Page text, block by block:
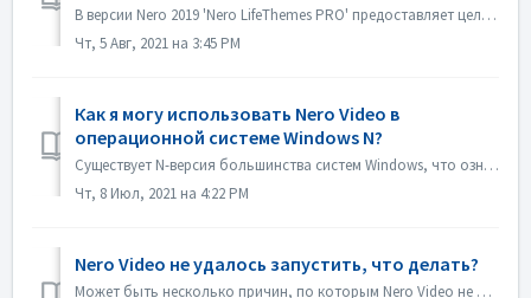
В версии Nero 2019 'Nero LifeThemes PRO' предоставляет целый ряд высококачественных тем для фильмов, шаблонов меню дисков и музыки без авторских отч...
Чт, 5 Авг, 2021 на 3:45 PM
Как я могу использовать Nero Video в
операционной системе Windows N?
Существует N-версия большинства систем Windows, что означает отсутствие в системе проигрывателя Windows Media Player. В таких системах Windows N для запуска...
Чт, 8 Июл, 2021 на 4:22 PM
Nero Video не удалось запустить, что делать?
Может быть несколько причин, по которым Nero Video не показывает окно своего приложения. Если Nero Video не запускается, MediaHome не запускается, но Recode...